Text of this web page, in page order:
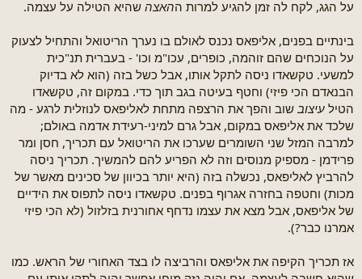
על הגג, לקח לה זמן להגיע למרות ההאצה שהיא הטילה על עצמה.
בינתיים בפנים, אליפאס נכנס לאולם בו נערך הריטואל והתחיל לצעוק
על הנוכחים שהם זוהמה, כופרים, עכו"מ וכו' - בעברית תנ"כית
למשעי. טקשאדו ניסה לתקל אותו, אבל כשל בזה (הוא לא בדיוק
הבנאדם הכי פיזי) וחטף בעיטה בגב תוך כדי. במקום זה, טקשאדו
הטיל עיצוב שוב והפך את הרצפה מתחת לאליפאס לנוזלית לרגע - מה
שלכד את אליפאס במקום, אבל גרם למיני-רעידת אדמה באולם;
למרבה המזל שני השומרים שערכו את הריטואל עם תכריך, חסן ומר
פרידמן - מספיק מנוסים וזה לא הפריע להם להמשיך. תכריך ניסה
להרביץ לאליפאס, נכשלה בזה (היא יותר בכיוון של סכינים מאשר של
מכות) וחטפה בחזרה אגרוף בפנים. טקשאדו ניסה לתפוס את הידיים
של אליפאס, אבל מצא את עצמו נדחף אחורנית בזלזול (לא הכי פיזי
אמרנו כבר?).
אז תכריך הקיפה את אליפאס והרביצה לו בצד האחורי של הראש. כמו